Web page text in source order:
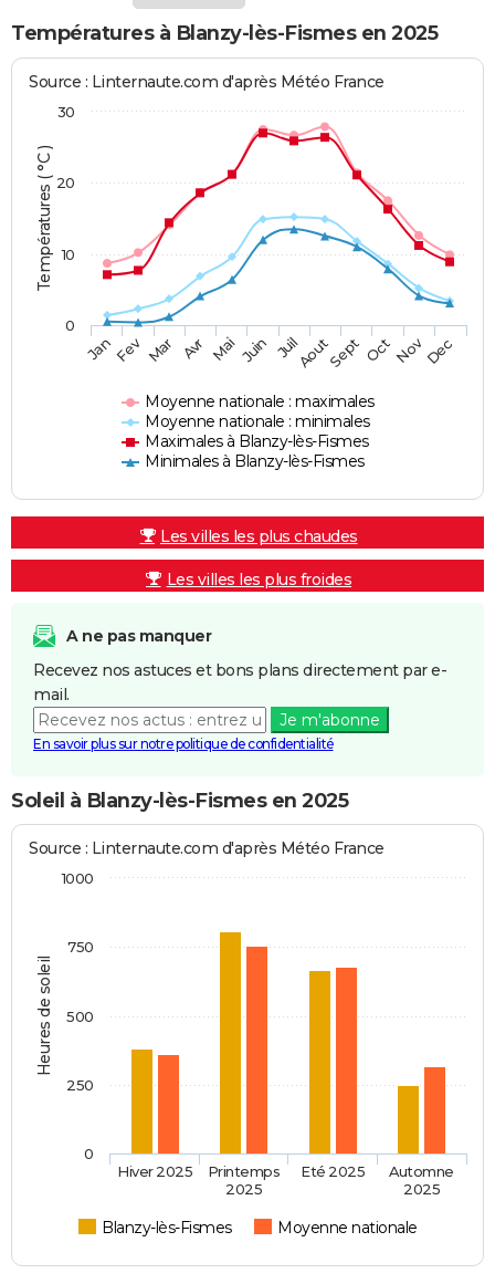
Températures à Blanzy-lès-Fismes en 2025
Températures ( °C )
Source : Linternaute.com d'après Météo France
Moyenne nationale : maximales
Moyenne nationale : minimales
Maximales à Blanzy-lès-Fismes
Minimales à Blanzy-lès-Fismes
JanFev Mar Avr Mai Juin JuilAoutSept OctNovDec
0
10
20
30
Les villes les plus chaudes
Les villes les plus froides
A ne pas manquer
Recevez nos astuces et bons plans directement par e-
mail.
Je m'abonne
En savoir plus sur notre politique de confidentialité
Soleil à Blanzy-lès-Fismes en 2025
Heures de soleil
Source : Linternaute.com d'après Météo France
Blanzy-lès-Fismes Moyenne nationale
Hiver 2025
Printemps
2025
Eté 2025
Automne
2025
0
250
500
750
1000